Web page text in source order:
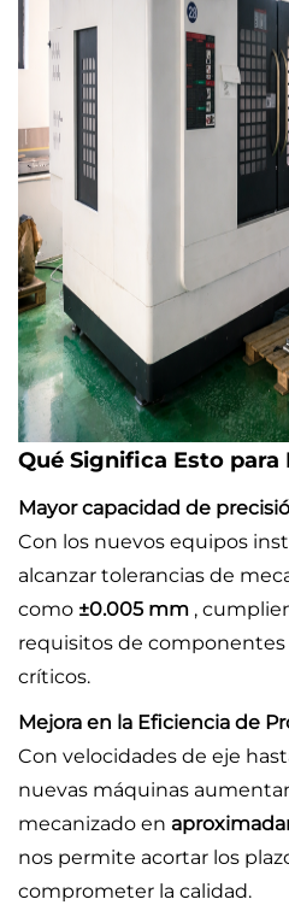
Qué Significa Esto para
Mayor capacidad de
Con los nuevos equipos
alcanzar tolerancias de
como ±0.005 mm ,
requisitos de componentes
críticos.
Mejora en la Eficiencia de
Con velocidades de eje
nuevas máquinas
mecanizado en
nos permite acortar los
comprometer la calidad.